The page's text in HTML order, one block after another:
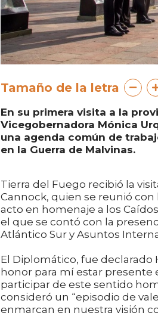
Tamaño de la letra
En su primera visita a la
Vicegobernadora Mónica
una agenda común de
en la Guerra de Malvinas.
Tierra del Fuego recibió la
Cannock, quien se reunió
acto en homenaje a los
el que se contó con la
Atlántico Sur y Asuntos
El Diplomático, fue declarado
honor para mí estar presente
participar de este sentido
consideró un “episodio de
enmarcan en nuestra visión